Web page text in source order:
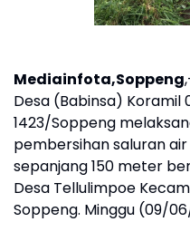
Mediainfota,Soppeng
Desa (Babinsa) Koramil
1423/Soppeng
pembersihan saluran
sepanjang 150 meter
Desa Tellulimpoe
Soppeng. Minggu (09/